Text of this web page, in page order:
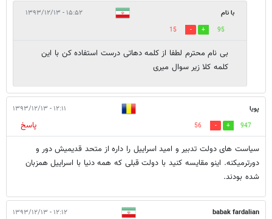
با نام ۱۵:۵۲ - ۱۳۹۳/۱۲/۱۳
95
15
بی نام محترم لطفا از کلمه دهاتی درست استفاده کن با این
کلمه کلا زیر سوال میری
پویا ۱۲:۱۱ - ۱۳۹۳/۱۲/۱۳
947
56
پاسخ
سیاست های دولت تدبیر و امید اسراییل را داره از متحد قدیمیش دور و
دورترمیکنه. اینو مقایسه کنید با دولت قبلی که همه دنیا با اسراییل همزبان
شده بودند.
babak fardalian ۱۲:۱۲ - ۱۳۹۳/۱۲/۱۳